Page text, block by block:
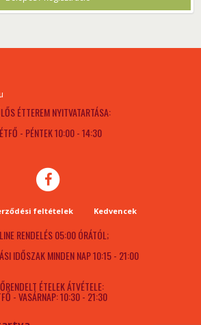
ÉTTEREM NYITVATARTÁSA:
- PÉNTEK 10:00 - 14:30
feltételek Kedvencek
RENDELÉS 05:00 ÓRÁTÓL;
IDŐSZAK MINDEN NAP 10:15 - 21:00
ÉTELEK ÁTVÉTELE:
- VASÁRNAP: 10:30 - 21:30